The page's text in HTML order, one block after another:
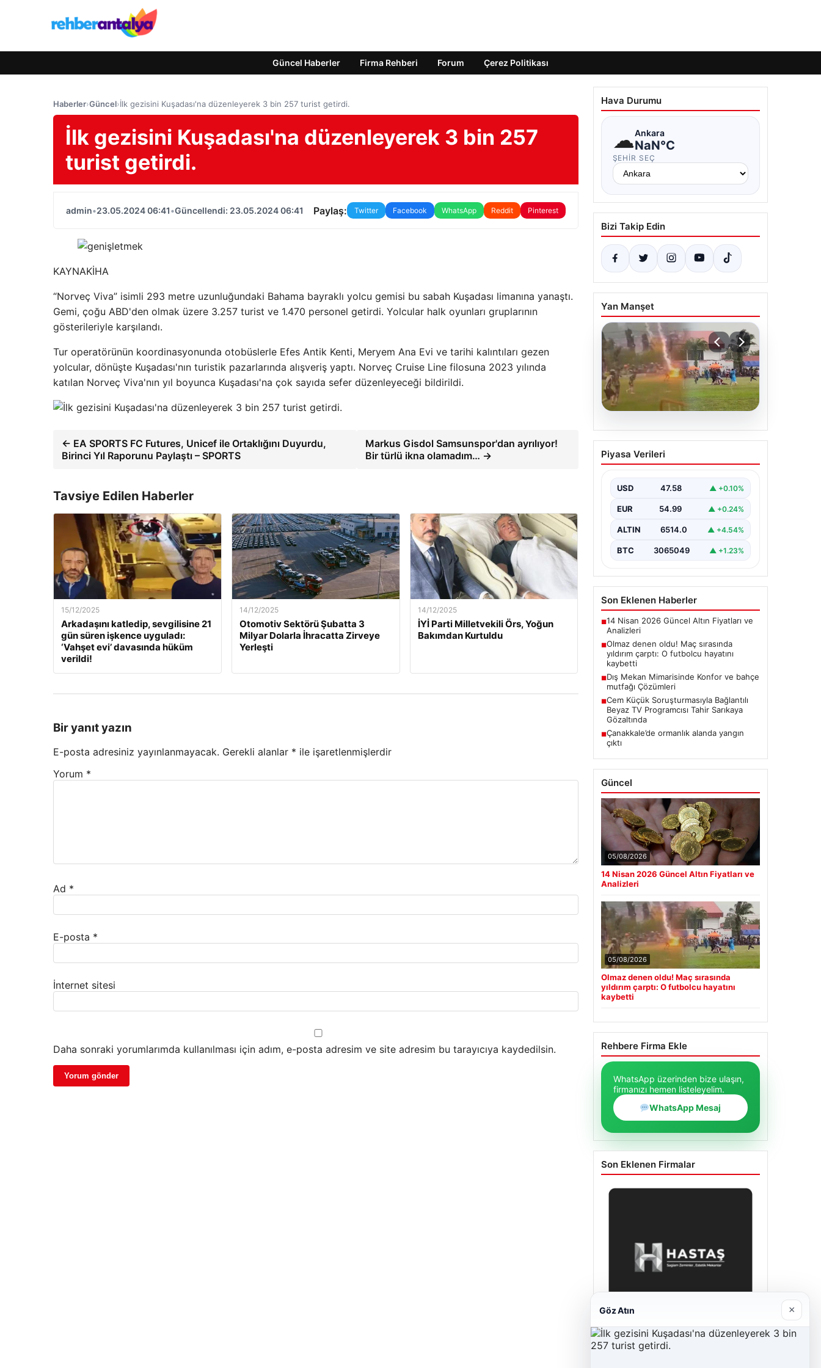
Güncel Haberler Firma Rehberi Forum Çerez Politikası
Haberler›Güncel›İlk gezisini Kuşadası'na düzenleyerek 3 bin 257 turist getirdi.
İlk gezisini Kuşadası'na düzenleyerek 3 bin 257
turist getirdi.
admin•23.05.2024 06:41•Güncellendi: 23.05.2024 06:41 Paylaş: Twitter Facebook WhatsApp Reddit Pinterest
KAYNAKİHA
“Norveç Viva” isimli 293 metre uzunluğundaki Bahama bayraklı yolcu gemisi bu sabah Kuşadası limanına yanaştı.
Gemi, çoğu ABD'den olmak üzere 3.257 turist ve 1.470 personel getirdi. Yolcular halk oyunları gruplarının
gösterileriyle karşılandı.
Tur operatörünün koordinasyonunda otobüslerle Efes Antik Kenti, Meryem Ana Evi ve tarihi kalıntıları gezen
yolcular, dönüşte Kuşadası'nın turistik pazarlarında alışveriş yaptı. Norveç Cruise Line filosuna 2023 yılında
katılan Norveç Viva'nın yıl boyunca Kuşadası'na çok sayıda sefer düzenleyeceği bildirildi.
← EA SPORTS FC Futures, Unicef ​​ile Ortaklığını Duyurdu,
Birinci Yıl Raporunu Paylaştı – SPORTS
Markus Gisdol Samsunspor'dan ayrılıyor!
Bir türlü ikna olamadım… →
Tavsiye Edilen Haberler
15/12/2025
Arkadaşını katledip, sevgilisine 21
gün süren işkence uyguladı:
‘Vahşet evi’ davasında hüküm
verildi!
14/12/2025
Otomotiv Sektörü Şubatta 3
Milyar Dolarla İhracatta Zirveye
Yerleşti
14/12/2025
İYİ Parti Milletvekili Örs, Yoğun
Bakımdan Kurtuldu
Bir yanıt yazın
E-posta adresiniz yayınlanmayacak. Gerekli alanlar * ile işaretlenmişlerdir
Yorum *
Ad *
E-posta *
İnternet sitesi
Daha sonraki yorumlarımda kullanılması için adım, e-posta adresim ve site adresim bu tarayıcıya kaydedilsin.
Hava Durumu
☁Ankara
NaN°C
ŞEHIR SEÇ
Bizi Takip Edin
Yan Manşet
05.08.2026
Olmaz denen oldu! Maç
sırasında yıldırım çarptı:
kaybetti
Piyasa Verileri
USD 47.58 ▲ +0.10%
EUR 54.99 ▲ +0.24%
ALTIN 6514.0 ▲ +4.54%
BTC 3065049 ▲ +1.23%
Son Eklenen Haberler
■14 Nisan 2026 Güncel Altın Fiyatları ve
Analizleri
■Olmaz denen oldu! Maç sırasında
yıldırım çarptı: O futbolcu hayatını
kaybetti
■Dış Mekan Mimarisinde Konfor ve bahçe
mutfağı Çözümleri
■Cem Küçük Soruşturmasıyla Bağlantılı
Beyaz TV Programcısı Tahir Sarıkaya
Gözaltında
■Çanakkale’de ormanlık alanda yangın
çıktı
Güncel
05/08/2026
14 Nisan 2026 Güncel Altın Fiyatları ve
Analizleri
05/08/2026
Olmaz denen oldu! Maç sırasında
yıldırım çarptı: O futbolcu hayatını
kaybetti
Rehbere Firma Ekle
WhatsApp üzerinden bize ulaşın,
firmanızı hemen listeleyelim.
WhatsApp Mesaj
Son Eklenen Firmalar
Enes Kaplan Avukatlık Bürosu
Göz Atın ×